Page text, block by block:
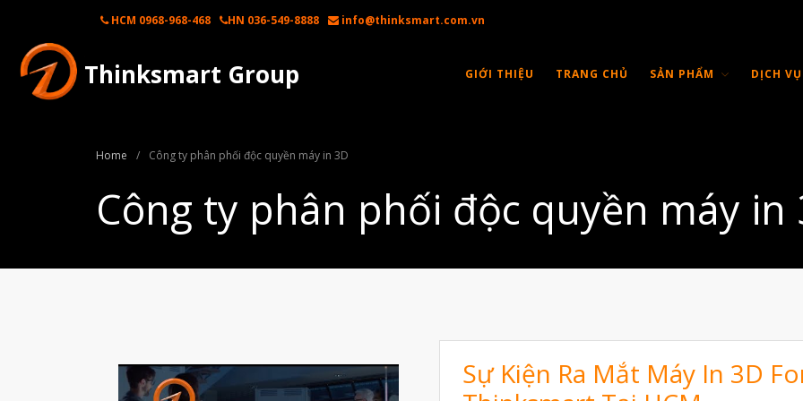
HCM 0968-968-468 HN 036-549-8888 info@thinksmart.com.vn
Thinksmart Group GIỚI THIỆU TRANG CHỦ SẢN PHẨM DỊCH VỤ
Home / Công ty phân phối độc quyền máy in 3D
Công ty phân phối độc quyền máy in
Sự Kiện Ra Mắt Máy In 3D